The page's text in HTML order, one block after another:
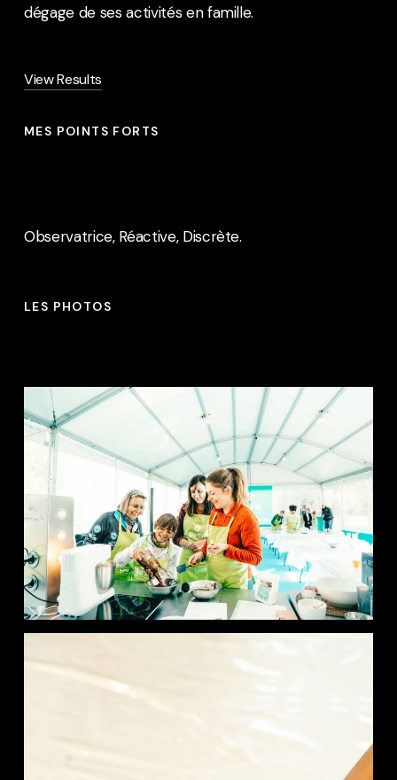
dégage de ses activités en famille.
View Results
MES POINTS FORTS
Observatrice, Réactive, Discrète.
LES PHOTOS